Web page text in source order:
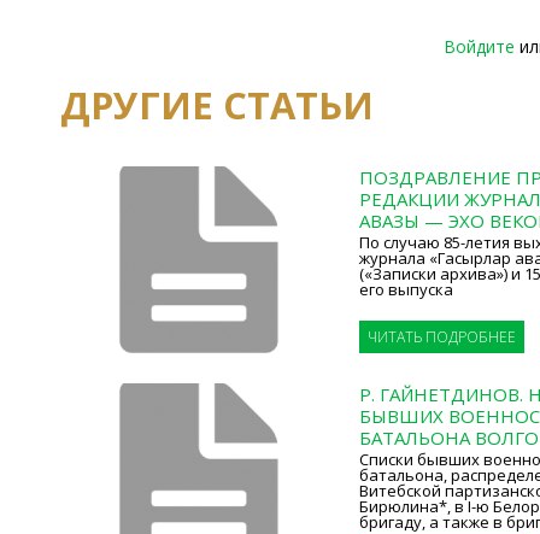
Войдите
ДРУГИЕ СТАТЬИ
ПОЗДРАВЛЕНИЕ
РЕДАКЦИИ
АВАЗЫ — ЭХО
По случаю 85-летия
журнала «Гасырлар
(«Записки архива») и
его выпуска
ЧИТАТЬ ПОДРОБНЕЕ
Р. ГАЙНЕТДИНОВ.
БЫВШИХ
БАТАЛЬОНА
Списки бывших
батальона,
Витебской
Бирюлина*, в I-ю
бригаду, а также в